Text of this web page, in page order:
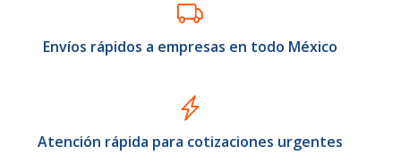
Envíos rápidos a empresas en todo México
Atención rápida para cotizaciones urgentes